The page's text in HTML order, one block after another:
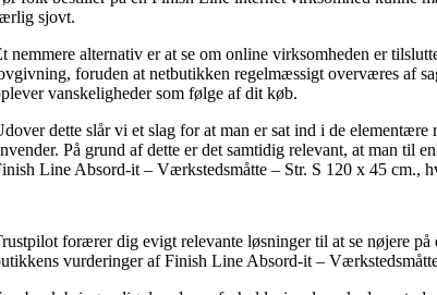
sjovt.
nemmere alternativ er at se om online virksomheden er
foruden at netbutikken regelmæssigt overværes af
vanskeligheder som følge af dit køb.
dette slår vi et slag for at man er sat ind i de
På grund af dette er det samtidig relevant, at man til
Line Absord-it – Værkstedsmåtte – Str. S 120 x 45 cm.,
forærer dig evigt relevante løsninger til at se nøjere
vurderinger af Finish Line Absord-it –